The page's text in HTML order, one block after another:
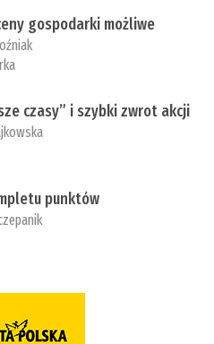
gospodarki możliwe
czasy” i szybki zwrot akcji
punktów